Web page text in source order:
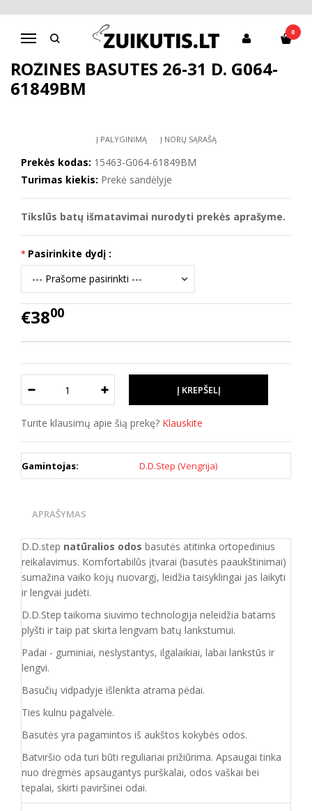
Navigacija
0
Pagrindinis
D.D.Step batai mergaitėms
Rožinės basutės 26-31 d. G064-61849BM
ROŽINĖS BASUTĖS 26-31 D. G064-
61849BM
Į PALYGINIMĄ Į NORŲ SĄRAŠĄ
Prekės kodas: 15463-G064-61849BM
Turimas kiekis: Prekė sandėlyje
Tikslūs batų išmatavimai nurodyti prekės aprašyme.
Pasirinkite dydį :
€3800
Turite klausimų apie šią prekę? Klauskite
Gamintojas: D.D.Step (Vengrija)
APRAŠYMAS
D.D.step natūralios odos basutės atitinka ortopedinius
reikalavimus. Komfortabilūs įtvarai (basutės paaukštinimai)
sumažina vaiko kojų nuovargį, leidžia taisyklingai jas laikyti
ir lengvai judėti.
D.D.Step taikoma siuvimo technologija neleidžia batams
plyšti ir taip pat skirta lengvam batų lankstumui.
Padai - guminiai, neslystantys, ilgalaikiai, labai lankstūs ir
lengvi.
Basučių vidpadyje išlenkta atrama pėdai.
Ties kulnu pagalvėlė.
Basutės yra pagamintos iš aukštos kokybės odos.
Batviršio oda turi būti reguliariai prižiūrima. Apsaugai tinka
nuo drėgmės apsaugantys purškalai, odos vaškai bei
tepalai, skirti paviršinei odai.